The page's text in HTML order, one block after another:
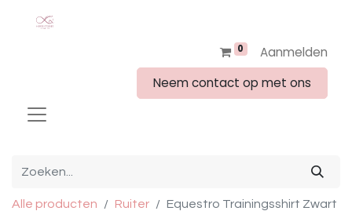
0
Aanmelden
Neem contact op met ons
Alle producten Ruiter Equestro Trainingsshirt Zwart